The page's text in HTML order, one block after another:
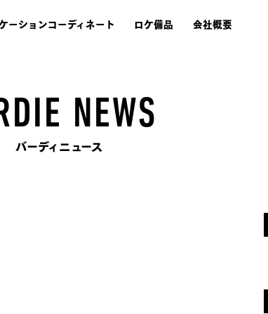
ーションコーディネート ロケ備品 会社概要
NEWS
バーディニュース